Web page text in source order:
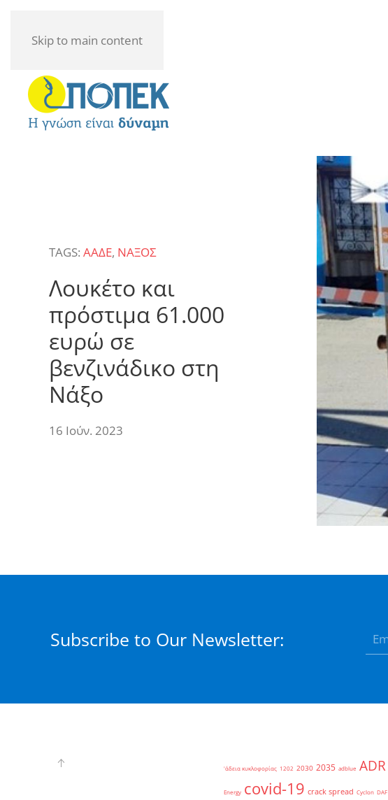
Skip to main content
TAGS: ΑΑΔΕ, ΝΑΞΟΣ
Λουκέτο και
πρόστιμα 61.000
ευρώ σε
βενζινάδικο στη
Νάξο
16 Ιούν. 2023
Subscribe to Our Newsletter:
'άδεια κυκλοφορίας 1202 2030 2035 adblue ADR
Energy covid-19 crack spread Cyclon DAF